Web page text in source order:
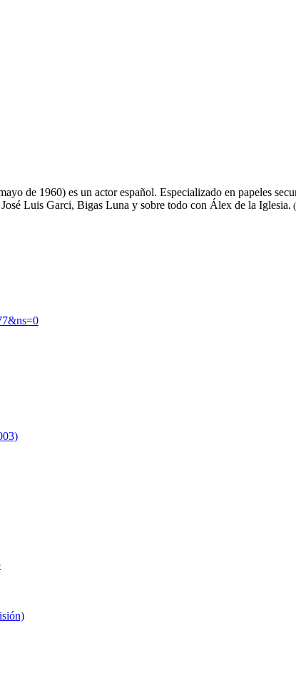
de 1960) es un actor español. Especializado en papeles
Luis Garci, Bigas Luna y sobre todo con Álex de la Iglesia.